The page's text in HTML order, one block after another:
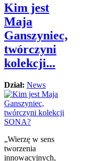
Kim jest
Maja
Ganszyniec,
twórczyni
kolekcji...
Dział: News
„Wierzę w sens
tworzenia
innowacyjnych,